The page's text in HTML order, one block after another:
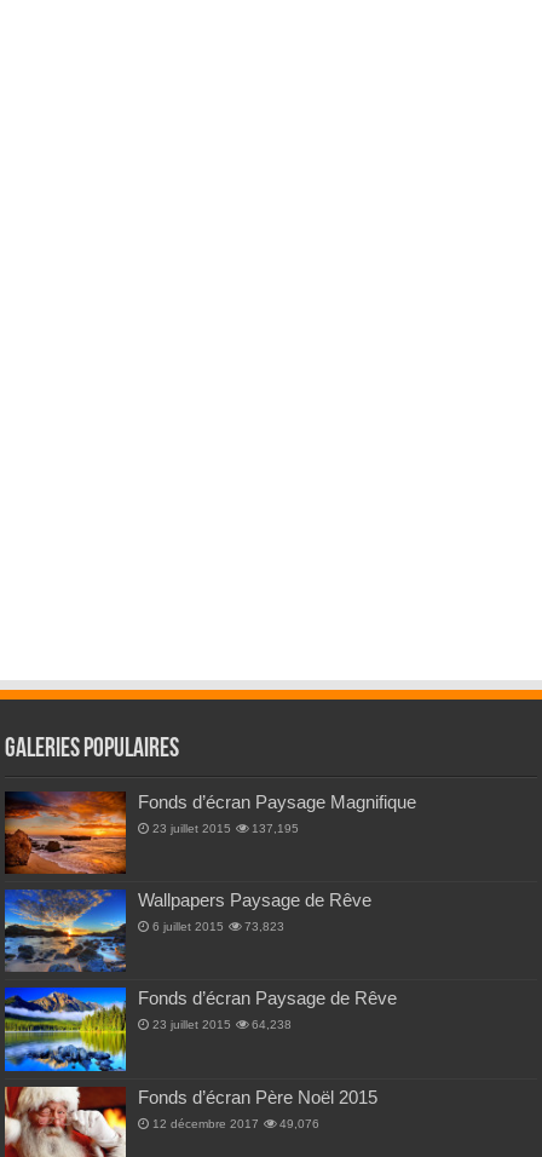
Galeries Populaires
Fonds d’écran Paysage Magnifique
23 juillet 2015 137,195
Wallpapers Paysage de Rêve
6 juillet 2015 73,823
Fonds d’écran Paysage de Rêve
23 juillet 2015 64,238
Fonds d’écran Père Noël 2015
12 décembre 2017 49,076